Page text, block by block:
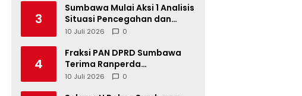
3
Sumbawa Mulai Aksi 1 Analisis
Situasi Pencegahan dan
Percepatan Penurunan
10 Juli 2026 0
4
Fraksi PAN DPRD Sumbawa
Terima Ranperda
Pertanggungjawaban APBD
10 Juli 2026 0